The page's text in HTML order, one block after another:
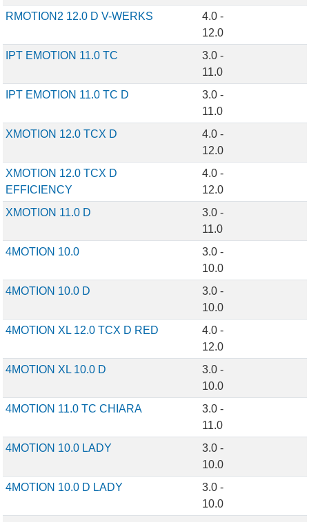
RMOTION2 12.0 D V-WERKS
4.0 -
12.0
IPT EMOTION 11.0 TC
3.0 -
11.0
IPT EMOTION 11.0 TC D
3.0 -
11.0
XMOTION 12.0 TCX D
4.0 -
12.0
XMOTION 12.0 TCX D
EFFICIENCY
4.0 -
12.0
XMOTION 11.0 D
3.0 -
11.0
4MOTION 10.0
3.0 -
10.0
4MOTION 10.0 D
3.0 -
10.0
4MOTION XL 12.0 TCX D RED
4.0 -
12.0
4MOTION XL 10.0 D
3.0 -
10.0
4MOTION 11.0 TC CHIARA
3.0 -
11.0
4MOTION 10.0 LADY
3.0 -
10.0
4MOTION 10.0 D LADY
3.0 -
10.0